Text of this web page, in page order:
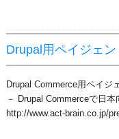
Drupal用ペイジェ
Drupal Commerce用ペイジ
－ Drupal Commerceで日
http://www.act-brain.co.jp/